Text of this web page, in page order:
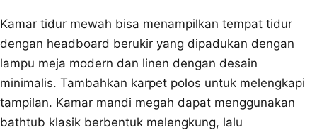
Kamar tidur mewah bisa menampilkan tempat tidur
dengan headboard berukir yang dipadukan dengan
lampu meja modern dan linen dengan desain
minimalis. Tambahkan karpet polos untuk melengkapi
tampilan. Kamar mandi megah dapat menggunakan
bathtub klasik berbentuk melengkung, lalu